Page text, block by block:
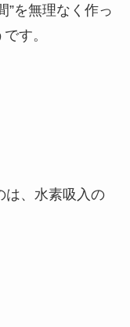
”を無理なく作っ
す。
は、水素吸入の